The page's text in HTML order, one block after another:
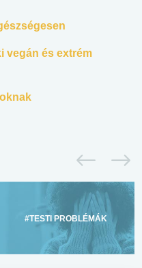
vegán és extrém
#TESTI PROBLÉMÁK